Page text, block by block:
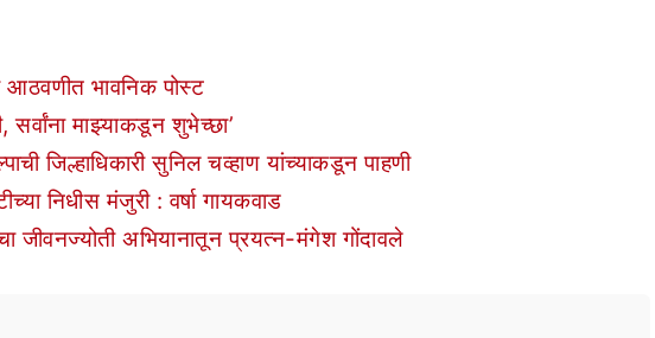
भावनिक पोस्ट
सर्वांना माझ्याकडून शुभेच्छा’
जिल्हाधिकारी सुनिल चव्हाण यांच्याकडून पाहणी
निधीस मंजुरी : वर्षा गायकवाड
जीवनज्योती अभियानातून प्रयत्न-मंगेश गोंदावले